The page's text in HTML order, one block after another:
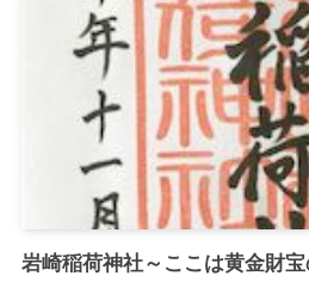
岩崎稲荷神社～ここは黄金財